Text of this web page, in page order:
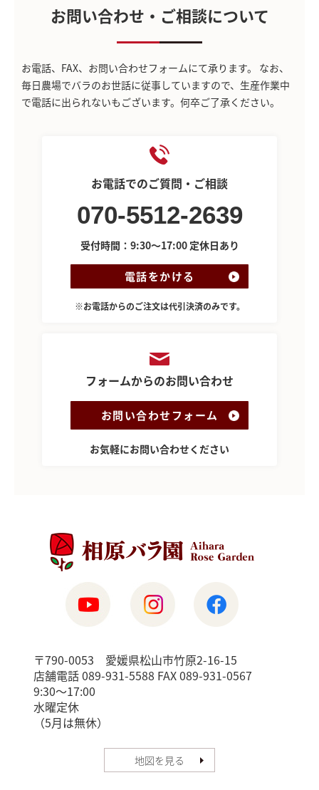
お問い合わせ・ご相談について
お電話、FAX、お問い合わせフォームにて承ります。
なお、
毎日農場でバラのお世話に従事していますので、生産作業中
で電話に出られないもございます。何卒ご了承ください。
お電話でのご質問・ご相談
070-5512-2639
受付時間：9:30～17:00 定休日あり
電話をかける
※お電話からのご注文は代引決済のみです。
フォームからのお問い合わせ
お問い合わせフォーム
お気軽にお問い合わせください
〒790-0053 愛媛県松山市竹原2-16-15
店舗電話 089-931-5588 FAX 089-931-0567
9:30〜17:00
水曜定休
（5月は無休）
地図を見る